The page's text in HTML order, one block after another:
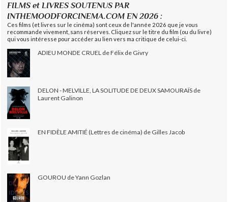
FILMS et LIVRES SOUTENUS PAR
INTHEMOODFORCINEMA.COM EN 2026 :
Ces films (et livres sur le cinéma) sont ceux de l'année 2026 que je vous
recommande vivement, sans réserves. Cliquez sur le titre du film (ou du livre)
qui vous intéresse pour accéder au lien vers ma critique de celui-ci.
ADIEU MONDE CRUEL de Félix de Givry
DELON - MELVILLE, LA SOLITUDE DE DEUX SAMOURAÏS de
Laurent Galinon
EN FIDÈLE AMITIÉ (Lettres de cinéma) de Gilles Jacob
GOUROU de Yann Gozlan